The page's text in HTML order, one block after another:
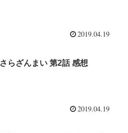
2019.04.19
さらざんまい 第2話 感想
2019.04.19